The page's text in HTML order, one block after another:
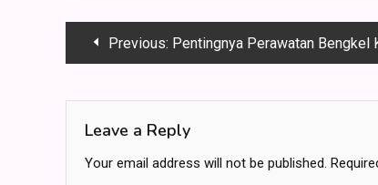
PostPrevious: Pentingnya Perawatan Bengkel Kaki-Kaki Mobil: Kenapa Anda
Leave a Reply
Your email address will not be published.